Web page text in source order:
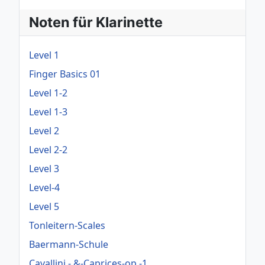
Noten für Klarinette
Level 1
Finger Basics 01
Level 1-2
Level 1-3
Level 2
Level 2-2
Level 3
Level-4
Level 5
Tonleitern-Scales
Baermann-Schule